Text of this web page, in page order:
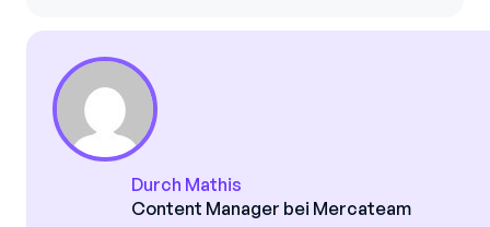
Durch Mathis
Content Manager bei Mercateam